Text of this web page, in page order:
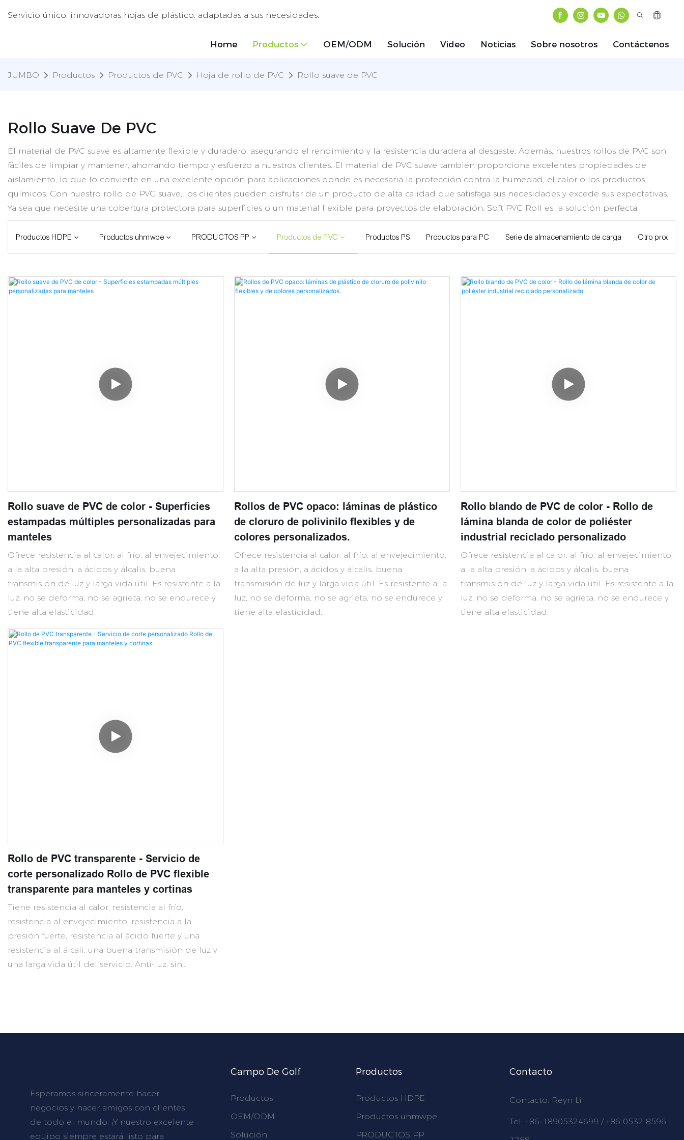
Servicio único, innovadoras hojas de plástico, adaptadas a sus necesidades.
Home Productos OEM/ODM Solución Video Noticias Sobre nosotros Contáctenos
JUMBO Productos Productos de PVC Hoja de rollo de PVC Rollo suave de PVC
Rollo Suave De PVC
El material de PVC suave es altamente flexible y duradero, asegurando el rendimiento y la resistencia duradera al desgaste. Además, nuestros rollos de PVC son
fáciles de limpiar y mantener, ahorrando tiempo y esfuerzo a nuestros clientes. El material de PVC suave también proporciona excelentes propiedades de
aislamiento, lo que lo convierte en una excelente opción para aplicaciones donde es necesaria la protección contra la humedad, el calor o los productos
químicos. Con nuestro rollo de PVC suave, los clientes pueden disfrutar de un producto de alta calidad que satisfaga sus necesidades y excede sus expectativas.
Ya sea que necesite una cobertura protectora para superficies o un material flexible para proyectos de elaboración, Soft PVC Roll es la solución perfecta.
Productos HDPE Productos uhmwpe PRODUCTOS PP Productos de PVC Productos PS Productos para PC Serie de almacenamiento de carga Otro
Rollo suave de PVC de color - Superficies
estampadas múltiples personalizadas para
manteles
Ofrece resistencia al calor, al frío, al envejecimiento,
a la alta presión, a ácidos y álcalis, buena
transmisión de luz y larga vida útil. Es resistente a la
luz, no se deforma, no se agrieta, no se endurece y
tiene alta elasticidad.
Rollos de PVC opaco: láminas de plástico
de cloruro de polivinilo flexibles y de
colores personalizados.
Ofrece resistencia al calor, al frío, al envejecimiento,
a la alta presión, a ácidos y álcalis, buena
transmisión de luz y larga vida útil. Es resistente a la
luz, no se deforma, no se agrieta, no se endurece y
tiene alta elasticidad.
Rollo blando de PVC de color - Rollo de
lámina blanda de color de poliéster
industrial reciclado personalizado
Ofrece resistencia al calor, al frío, al envejecimiento,
a la alta presión, a ácidos y álcalis, buena
transmisión de luz y larga vida útil. Es resistente a la
luz, no se deforma, no se agrieta, no se endurece y
tiene alta elasticidad.
Rollo de PVC transparente - Servicio de
corte personalizado Rollo de PVC flexible
transparente para manteles y cortinas
Tiene resistencia al calor, resistencia al frío,
resistencia al envejecimiento, resistencia a la
presión fuerte, resistencia al ácido fuerte y una
resistencia al álcali, una buena transmisión de luz y
una larga vida útil del servicio. Anti-luz, sin
Esperamos sinceramente hacer
negocios y hacer amigos con clientes
de todo el mundo. ¡Y nuestro excelente
equipo siempre estará listo para
Campo De Golf
Productos
OEM/ODM
Solución
Productos
Productos HDPE
Productos uhmwpe
PRODUCTOS PP
Contacto
Contacto: Reyn Li
Tel: +86-18905324699 / +86 0532 8596